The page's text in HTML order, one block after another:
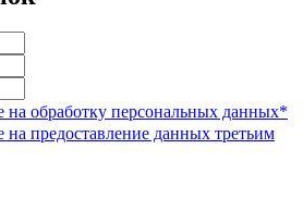
на обработку персональных данных*
на предоставление данных третьим